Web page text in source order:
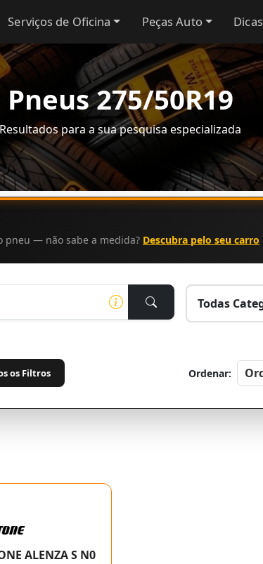
Serviços de Oficina Peças Auto Dicas
Pneus 275/50R19
Resultados para a sua pesquisa especializada
pneu — não sabe a medida? Descubra pelo seu carro
os Filtros Ordenar:
ALENZA S N0